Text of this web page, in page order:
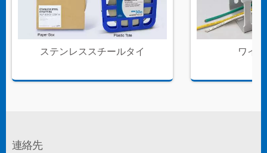
ステンレススチールタイ ワイ
連絡先